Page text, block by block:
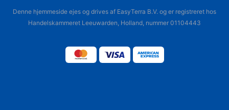
Denne hjemmeside ejes og drives af EasyTerra B.V. og er registreret hos
Handelskammeret Leeuwarden, Holland, nummer 01104443